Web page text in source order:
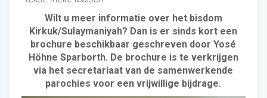
Wilt u meer informatie over het bisdom
Kirkuk/Sulaymaniyah? Dan is er sinds kort een
brochure beschikbaar geschreven door Yosé
Höhne Sparborth. De brochure is te verkrijgen
via het secretariaat van de samenwerkende
parochies voor een vrijwillige bijdrage.